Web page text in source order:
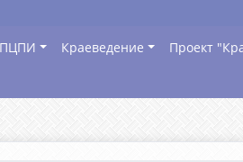
ПЦПИ Краеведение
Проект